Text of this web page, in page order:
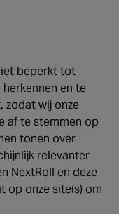
beperkt tot
en te
zodat wij onze
af te stemmen op
tonen over
relevanter
NextRoll en deze
op onze site(s) om